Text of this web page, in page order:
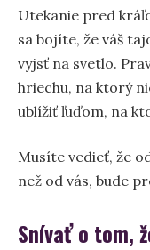
Utekanie pred
sa bojíte, že váš
vyjsť na svetlo.
hriechu, na ktorý
ublížiť ľuďom, na
Musíte vedieť, že
než od vás, bude
Snívať o tom,